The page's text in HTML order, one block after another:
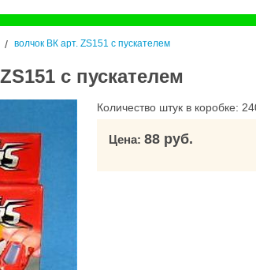
/ волчок ВК арт. ZS151 с пускателем
с пускателем
Количество штук в коробке:
Цена: 88 руб.